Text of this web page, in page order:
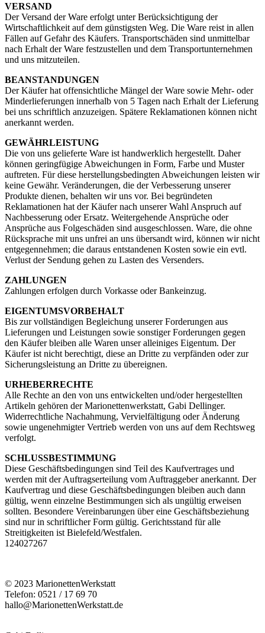
VERSAND
Der Versand der Ware erfolgt unter Berücksichtigung der
Wirtschaftlichkeit auf dem günstigsten Weg. Die Ware reist in allen
Fällen auf Gefahr des Käufers. Transportschäden sind unmittelbar
nach Erhalt der Ware festzustellen und dem Transportunternehmen
und uns mitzuteilen.
BEANSTANDUNGEN
Der Käufer hat offensichtliche Mängel der Ware sowie Mehr- oder
Minderlieferungen innerhalb von 5 Tagen nach Erhalt der Lieferung
bei uns schriftlich anzuzeigen. Spätere Reklamationen können nicht
anerkannt werden.
GEWÄHRLEISTUNG
Die von uns gelieferte Ware ist handwerklich hergestellt. Daher
können geringfügige Abweichungen in Form, Farbe und Muster
auftreten. Für diese herstellungsbedingten Abweichungen leisten wir
keine Gewähr. Veränderungen, die der Verbesserung unserer
Produkte dienen, behalten wir uns vor. Bei begründeten
Reklamationen hat der Käufer nach unserer Wahl Anspruch auf
Nachbesserung oder Ersatz. Weitergehende Ansprüche oder
Ansprüche aus Folgeschäden sind ausgeschlossen. Ware, die ohne
Rücksprache mit uns unfrei an uns übersandt wird, können wir nicht
entgegennehmen; die daraus entstandenen Kosten sowie ein evtl.
Verlust der Sendung gehen zu Lasten des Versenders.
ZAHLUNGEN
Zahlungen erfolgen durch Vorkasse oder Bankeinzug.
EIGENTUMSVORBEHALT
Bis zur vollständigen Begleichung unserer Forderungen aus
Lieferungen und Leistungen sowie sonstiger Forderungen gegen
den Käufer bleiben alle Waren unser alleiniges Eigentum. Der
Käufer ist nicht berechtigt, diese an Dritte zu verpfänden oder zur
Sicherungsleistung an Dritte zu übereignen.
URHEBERRECHTE
Alle Rechte an den von uns entwickelten und/oder hergestellten
Artikeln gehören der Marionettenwerkstatt, Gabi Dellinger.
Widerrechtliche Nachahmung, Vervielfältigung oder Änderung
sowie ungenehmigter Vertrieb werden von uns auf dem Rechtsweg
verfolgt.
SCHLUSSBESTIMMUNG
Diese Geschäftsbedingungen sind Teil des Kaufvertrages und
werden mit der Auftragserteilung vom Auftraggeber anerkannt. Der
Kaufvertrag und diese Geschäftsbedingungen bleiben auch dann
gültig, wenn einzelne Bestimmungen sich als ungültig erweisen
sollten. Besondere Vereinbarungen über eine Geschäftsbeziehung
sind nur in schriftlicher Form gültig. Gerichtsstand für alle
Streitigkeiten ist Bielefeld/Westfalen.
124027267
© 2023 MarionettenWerkstatt
Telefon: 0521 / 17 69 70
hallo@MarionettenWerkstatt.de